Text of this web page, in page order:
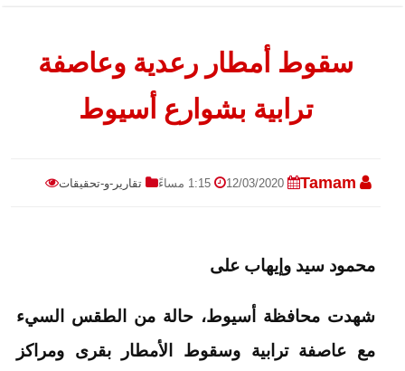
سقوط أمطار رعدية وعاصفة
ترابية بشوارع أسيوط
Tamam
12/03/2020 1:15 مساءً تقارير-و-تحقيقات
محمود سيد وإيهاب على
شهدت محافظة أسيوط، حالة من الطقس السيء
مع عاصفة ترابية وسقوط الأمطار بقرى ومراكز